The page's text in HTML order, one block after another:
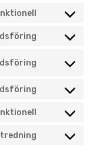
service
messenger
Consent
cloudflare
Consent
service
fonts
Consent
service
google-
Consent
google-
Consent
Consent